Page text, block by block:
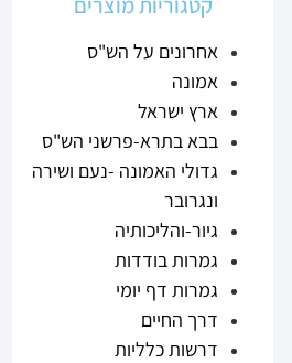
אחרונים על הש"ס
אמונה
ארץ ישראל
בבא בתרא-פרשני הש"ס
גדולי האמונה -נעם ושירה
ונגרובר
גיור-והליכותיה
גמרות בודדות
גמרות דף יומי
דרך החיים
דרשות כלליות